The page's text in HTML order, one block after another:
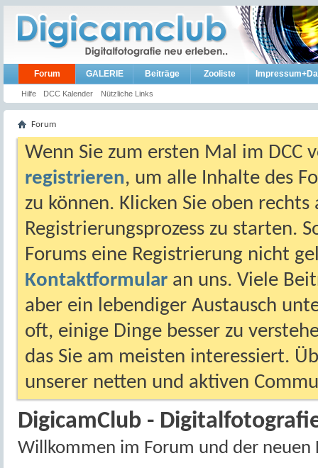
Forum
Hilfe DCC Kalender Nützliche Links
GALERIE Beiträge Zooliste
Forum
Wenn Sie zum ersten Mal im DCC
registrieren, um alle Inhalte des
zu können. Klicken Sie oben
Registrierungsprozess zu starten.
Forums eine Registrierung nicht
Kontaktformular an uns. Viele
aber ein lebendiger Austausch
oft, einige Dinge besser zu
das Sie am meisten interessiert.
unserer netten und aktiven
DigicamClub -
Willkommen im Forum und der neuen